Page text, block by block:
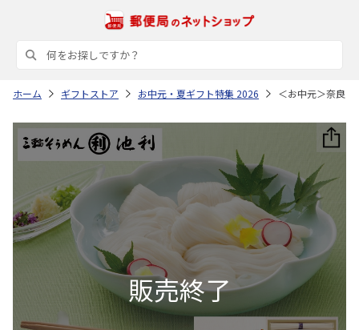
ホーム ギフトストア お中元・夏ギフト特集 2026 ＜お中元＞奈良